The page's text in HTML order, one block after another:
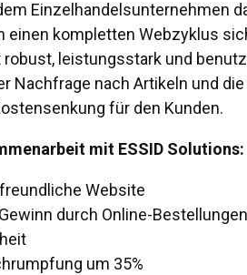
Einzelhandelsunternehmen
einen kompletten Webzyklus
leistungsstark und
Nachfrage nach Artikeln und
für den Kunden.
mit ESSID Solutions:
Website
durch Online-Bestellungen
um 35%